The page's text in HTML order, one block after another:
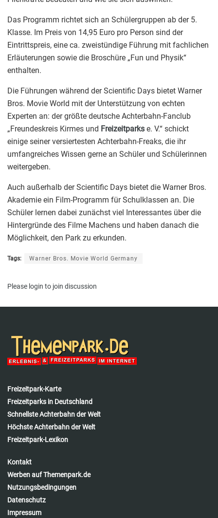
Das Programm richtet sich an Schülergruppen ab der 5.
Klasse. Im Preis von 14,95 Euro pro Person sind der
Eintrittspreis, eine ca. zweistündige Führung mit fachlichen
Erläuterungen sowie die Broschüre „Fun und Physik“
enthalten.
Die Führungen während der Scientific Days bietet Warner
Bros. Movie World mit der Unterstützung von echten
Experten an: der größte deutsche Achterbahn-Fanclub
„Freundeskreis Kirmes und Freizeitparks e. V.“ schickt
einige seiner versiertesten Achterbahn-Freaks, die ihr
umfangreiches Wissen gerne an Schüler und Schülerinnen
weitergeben.
Auch außerhalb der Scientific Days bietet die Warner Bros.
Akademie ein Film-Programm für Schulklassen an. Die
Schüler lernen dabei zunächst viel Interessantes über die
Hintergründe des Filme Machens und haben danach die
Möglichkeit, den Park zu erkunden.
Tags: Warner Bros. Movie World Germany
Please login to join discussion
Freizeitpark-Karte
Freizeitparks in Deutschland
Schnellste Achterbahn der Welt
Höchste Achterbahn der Welt
Freizeitpark-Lexikon
Kontakt
Werben auf Themenpark.de
Nutzungsbedingungen
Datenschutz
Impressum